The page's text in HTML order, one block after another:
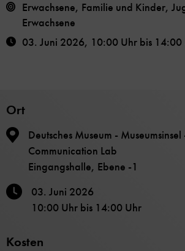
Erwachsene, Familie und Kinder,
Erwachsene
03. Juni 2026, 10:00 Uhr bis 14:00
Ort
Deutsches Museum - Museumsinsel
Communication Lab
Eingangshalle, Ebene -1
03. Juni 2026
10:00 Uhr bis 14:00 Uhr
Kosten